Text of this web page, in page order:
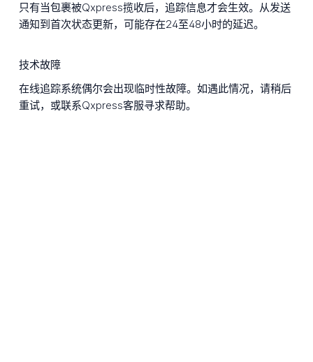
只有当包裹被Qxpress揽收后，追踪信息才会生效。从发送
通知到首次状态更新，可能存在24至48小时的延迟。
技术故障
在线追踪系统偶尔会出现临时性故障。如遇此情况，请稍后
重试，或联系Qxpress客服寻求帮助。